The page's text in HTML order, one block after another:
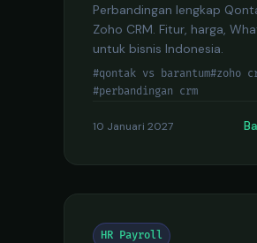
Perbandingan lengkap
Zoho CRM. Fitur, harga,
untuk bisnis Indonesia.
#qontak vs barantum#zoho
#perbandingan crm
10 Januari 2027
HR Payroll